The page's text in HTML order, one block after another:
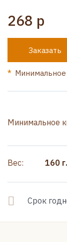
Минимальное
Вес: 160 г.
268 р
Заказать
Минимальное
Срок